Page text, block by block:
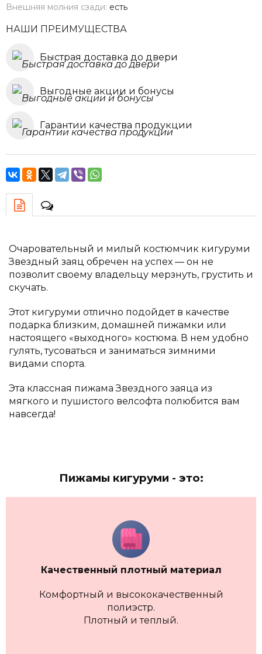
Внешняя молния сзади: есть
НАШИ ПРЕИМУЩЕСТВА
Быстрая доставка до двери
Выгодные акции и бонусы
Гарантии качества продукции
Очаровательный и милый костюмчик кигуруми
Звездный заяц обречен на успех — он не
позволит своему владельцу мерзнуть, грустить и
скучать.
Этот кигуруми отлично подойдет в качестве
подарка близким, домашней пижамки или
настоящего «выходного» костюма. В нем удобно
гулять, тусоваться и заниматься зимними
видами спорта.
Эта классная пижама Звездного заяца из
мягкого и пушистого велсофта полюбится вам
навсегда!
Пижамы кигуруми - это:
Качественный плотный материал
Комфортный и высококачественный
полиэстр.
Плотный и теплый.